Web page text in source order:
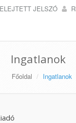
JELSZÓ
Ingatlanok
Főoldal Ingatlanok